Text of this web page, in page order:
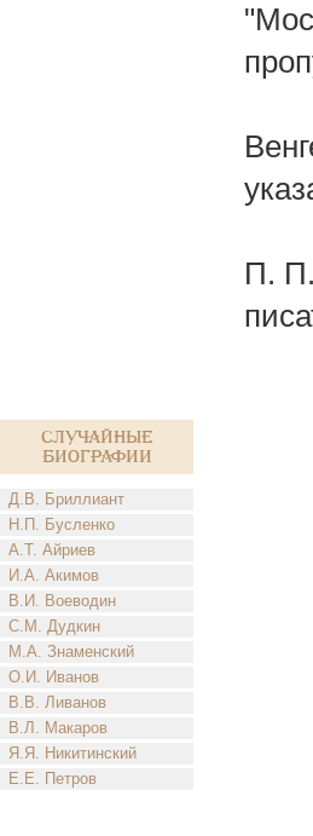
Случайные
биографии
Д.В. Бриллиант
Н.П. Бусленко
А.Т. Айриев
И.А. Акимов
В.И. Воеводин
С.М. Дудкин
М.А. Знаменский
О.И. Иванов
В.В. Ливанов
В.Л. Макаров
Я.Я. Никитинский
Е.Е. Петров
П.